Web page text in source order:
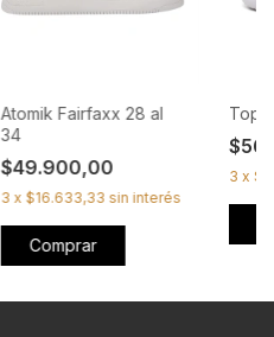
Atomik Fairfaxx 28 al
34
$49.900,00
3 x $16.633,33 sin interés
Comprar
3 x